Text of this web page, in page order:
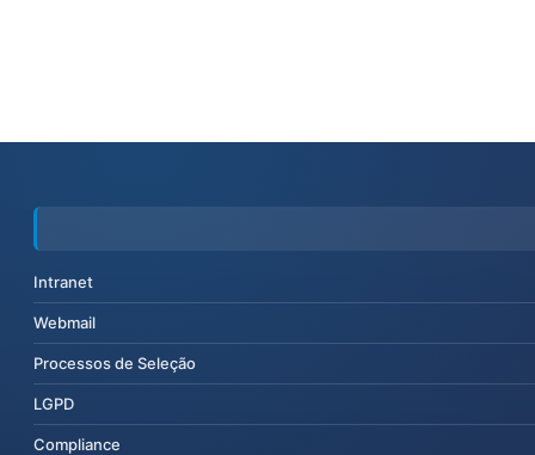
Intranet
Webmail
Processos de Seleção
LGPD
Compliance